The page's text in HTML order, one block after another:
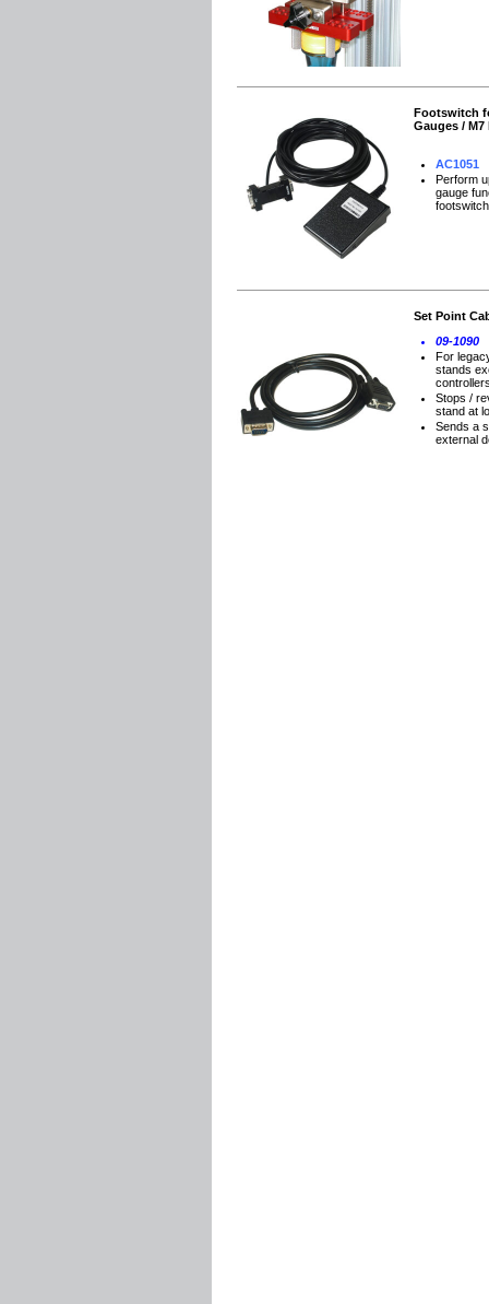
Footswitch
Gauges /
AC1051
Perform
gauge
Set Point
09-1090
For
stands
Stops /
stand at
Sends a
external